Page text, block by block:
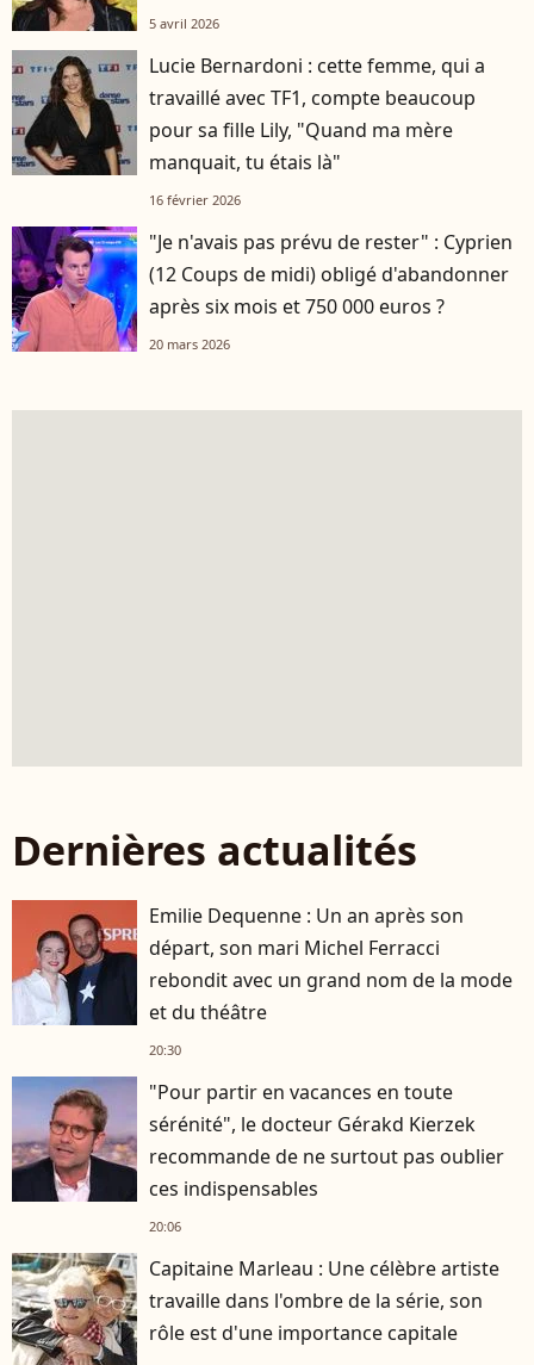
5 avril 2026
Lucie Bernardoni : cette femme, qui a
travaillé avec TF1, compte beaucoup
pour sa fille Lily, "Quand ma mère
manquait, tu étais là"
16 février 2026
"Je n'avais pas prévu de rester" : Cyprien
(12 Coups de midi) obligé d'abandonner
après six mois et 750 000 euros ?
20 mars 2026
Dernières actualités
Emilie Dequenne : Un an après son
départ, son mari Michel Ferracci
rebondit avec un grand nom de la mode
et du théâtre
20:30
"Pour partir en vacances en toute
sérénité", le docteur Gérakd Kierzek
recommande de ne surtout pas oublier
ces indispensables
20:06
Capitaine Marleau : Une célèbre artiste
travaille dans l'ombre de la série, son
rôle est d'une importance capitale